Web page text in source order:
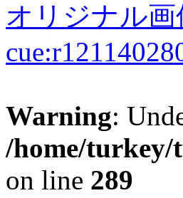
オリジナル
Warning:
/home/
on line 289